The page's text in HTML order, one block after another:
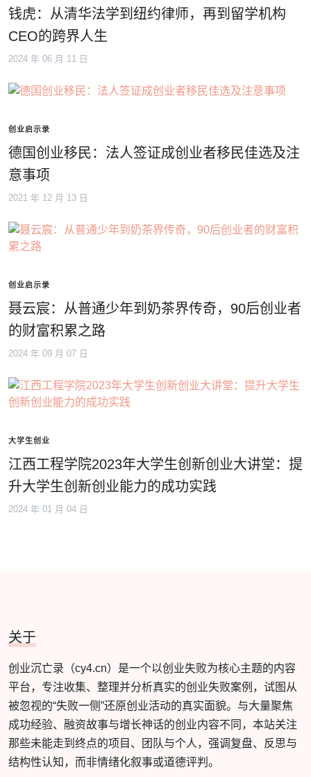
钱虎：从清华法学到纽约律师，再到留学机构
CEO的跨界人生
2024 年 06 月 11 日
创业启示录
德国创业移民：法人签证成创业者移民佳选及注
意事项
2021 年 12 月 13 日
创业启示录
聂云宸：从普通少年到奶茶界传奇，90后创业者
的财富积累之路
2024 年 09 月 07 日
大学生创业
江西工程学院2023年大学生创新创业大讲堂：提
升大学生创新创业能力的成功实践
2024 年 01 月 04 日
关于
创业沉亡录（cy4.cn）是一个以创业失败为核心主题的内容
平台，专注收集、整理并分析真实的创业失败案例，试图从
被忽视的“失败一侧”还原创业活动的真实面貌。与大量聚焦
成功经验、融资故事与增长神话的创业内容不同，本站关注
那些未能走到终点的项目、团队与个人，强调复盘、反思与
结构性认知，而非情绪化叙事或道德评判。